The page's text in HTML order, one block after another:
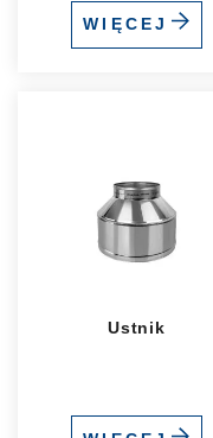
WIĘCEJ
Ustnik